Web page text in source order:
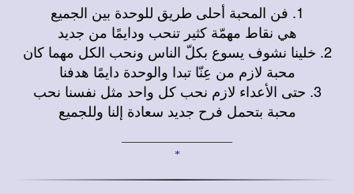
1. فن المحبة أحلى طريق للوحدة بين الجميع
هي نقاط مهمّة كثير تنحب ودايمًا من جديد
2. خلينا نشوف يسوع بكلّ الناس ونحب الكل مهما كان
محبة لازم من عِنّا تبدا والوحدة دايمًا هدفنا
3. حتى الأعداء لازم نحب كل واحد مثل نفسنا نحب
محبة بتحمل فرح جديد سعادة إلنا وللجميع
*